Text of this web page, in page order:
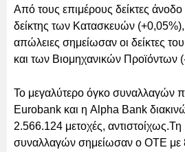
Από τους επιμέρους δείκτες
δείκτης των Κατασκευών (+0,05%),
απώλειες σημείωσαν οι δείκτες
και των Βιομηχανικών Προϊόντων
Το μεγαλύτερο όγκο συναλλαγών
Eurobank και η Alpha Bank
2.566.124 μετοχές, αντιστοίχως.Τη
συναλλαγών σημείωσαν ο ΟΤΕ με